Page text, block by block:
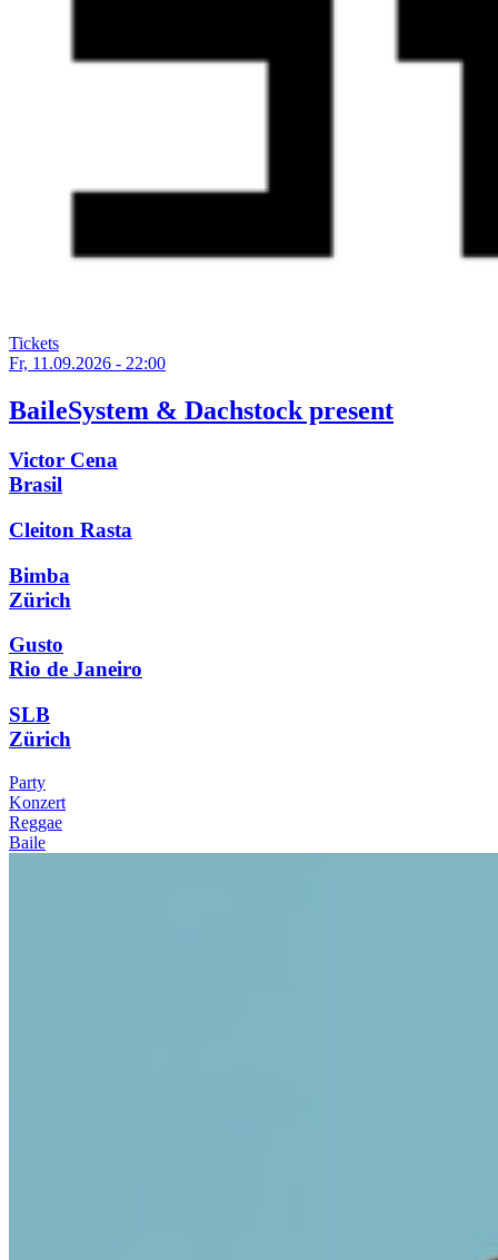
Tickets
Fr, 11.09.2026 - 22:00
BaileSystem & Dachstock present
Victor Cena
Brasil
Cleiton Rasta
Bimba
Zürich
Gusto
Rio de Janeiro
SLB
Zürich
Party
Konzert
Reggae
Baile